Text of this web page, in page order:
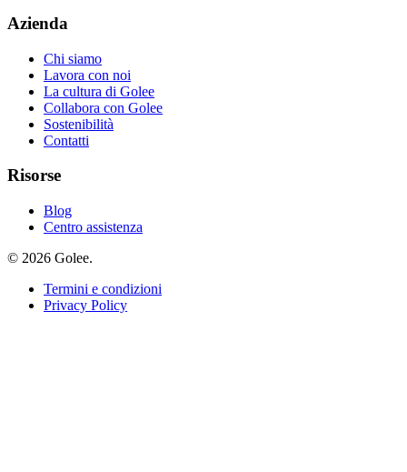
Azienda
Chi siamo
Lavora con noi
La cultura di Golee
Collabora con Golee
Sostenibilità
Contatti
Risorse
Blog
Centro assistenza
© 2026 Golee.
Termini e condizioni
Privacy Policy